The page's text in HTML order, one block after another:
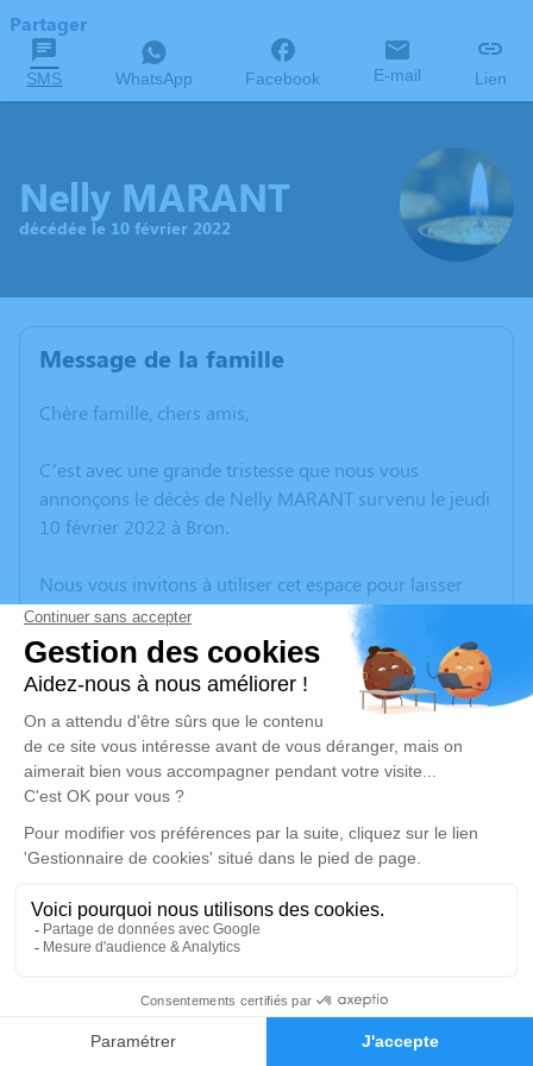
Faire-part Hommages
Partager
SMS WhatsApp Facebook E-mail Lien
Nelly MARANT
décédée le 10 février 2022
Message de la famille
Chère famille, chers amis,
C’est avec une grande tristesse que nous vous
annonçons le décès de Nelly MARANT survenu le jeudi
10 février 2022 à Bron.
Nous vous invitons à utiliser cet espace pour laisser
vos condoléances, partager des photos souvenirs, une
anecdote ou exprimer vos pensées à travers des
poèmes ou des textes. Cet endroit est un lieu
d'expression dédié à honorer la mémoire de Nelly
MARANT.
Un service de plantation d’arbre hommage est
disponible ici.
Je rends hommage
Cérémonie
CENTRE FUNERAIRE BOUDRIER 31 Rue Lavoisier
38300 Bourgoin Jallieu